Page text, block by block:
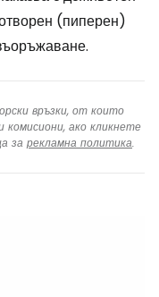
(пиперен)
връзки, от които
ако кликнете
за рекламна политика.